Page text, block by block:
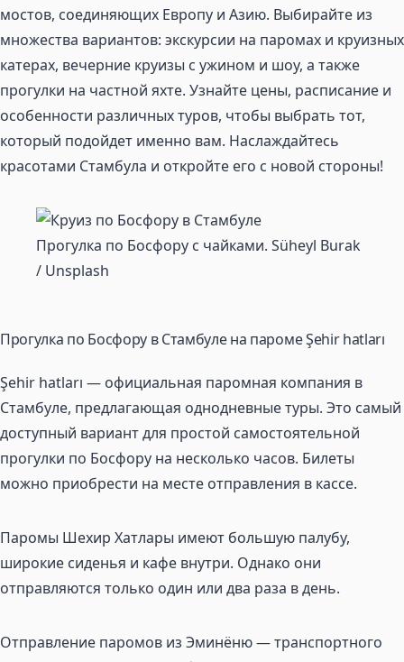
мостов, соединяющих Европу и Азию. Выбирайте из
множества вариантов: экскурсии на паромах и круизных
катерах, вечерние круизы с ужином и шоу, а также
прогулки на частной яхте. Узнайте цены, расписание и
особенности различных туров, чтобы выбрать тот,
который подойдет именно вам. Наслаждайтесь
красотами Стамбула и откройте его с новой стороны!
Прогулка по Босфору с чайками. Süheyl Burak
/ Unsplash
Прогулка по Босфору в Стамбуле на пароме Şehir hatları
Şehir hatları — официальная паромная компания в
Стамбуле, предлагающая однодневные туры. Это самый
доступный вариант для простой самостоятельной
прогулки по Босфору на несколько часов. Билеты
можно приобрести на месте отправления в кассе.
Паромы Шехир Хатлары имеют большую палубу,
широкие сиденья и кафе внутри. Однако они
отправляются только один или два раза в день.
Отправление паромов из Эминёню — транспортного